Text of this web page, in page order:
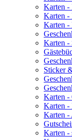
Karten -
Karten -
Karten -
Karten -
Sticker
Karten -
Karten -
Karten -
Karten -